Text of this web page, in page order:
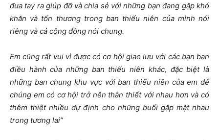
đưa tay ra giúp đỡ và chia sẻ với những bạn đang gặp khó
khăn và tổn thương trong ban thiếu niên của mình nói
riêng và cả cộng đồng nói chung.
Em cũng rất vui vì được có cơ hội giao lưu với các bạn ban
điều hành của những ban thiếu niên khác, đặc biệt là
những ban chung khu vực với ban thiếu niên của em để
chúng em có cơ hội trở nên thân thiết với nhau hơn và có
thêm thiệt nhiều dự định cho những buổi gặp mặt nhau
trong tương lai”